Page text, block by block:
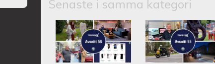
Senaste i samma kategori
Trafikdax - Avsnitt 56Trafikdax -